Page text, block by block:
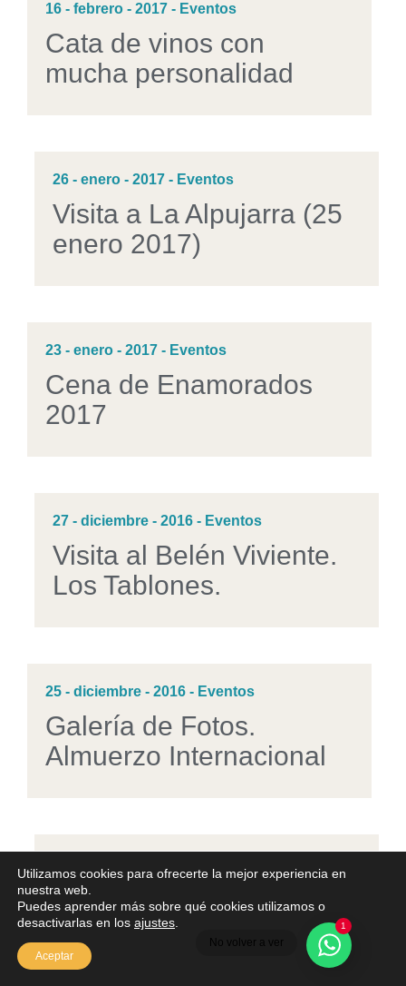
16 - febrero - 2017 - Eventos
Cata de vinos con
mucha personalidad
26 - enero - 2017 - Eventos
Visita a La Alpujarra (25
enero 2017)
23 - enero - 2017 - Eventos
Cena de Enamorados
2017
27 - diciembre - 2016 - Eventos
Visita al Belén Viviente.
Los Tablones.
25 - diciembre - 2016 - Eventos
Galería de Fotos.
Almuerzo Internacional
¡FELIZ NAVIDAD!
No volver a ver
1
Utilizamos cookies para ofrecerte la mejor experiencia en
nuestra web.
Puedes aprender más sobre qué cookies utilizamos o
desactivarlas en los ajustes
Aceptar